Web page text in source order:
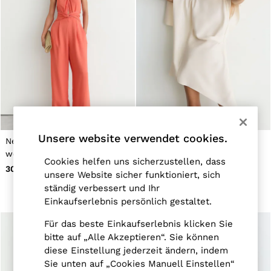
All Boys'
98–134cm
134–158cm
158–164cm
Holiday
Occasionwear
Dresses
Tops & T-Shirts
Jackets & Coats
Co-ords
Knitwear
Shoes & Accessories
All Girls'
98–134cm
134–158cm
Holiday
Occasionwear
OUTLET
WOMEN'S
All Women's Outlet
Neckholder-Jumpsuit mit
weitem Bein und Twist-
Front in Korallenpink
300 €
Asymmetrisches Drapiertes
Unsere website verwendet cookies.
Cookies helfen uns sicherzustellen, dass
unsere Website sicher funktioniert, sich
ständig verbessert und Ihr
Einkaufserlebnis persönlich gestaltet.
Für das beste Einkaufserlebnis klicken Sie
bitte auf „Alle Akzeptieren“. Sie können
diese Einstellung jederzeit ändern, indem
Sie unten auf „Cookies Manuell Einstellen“